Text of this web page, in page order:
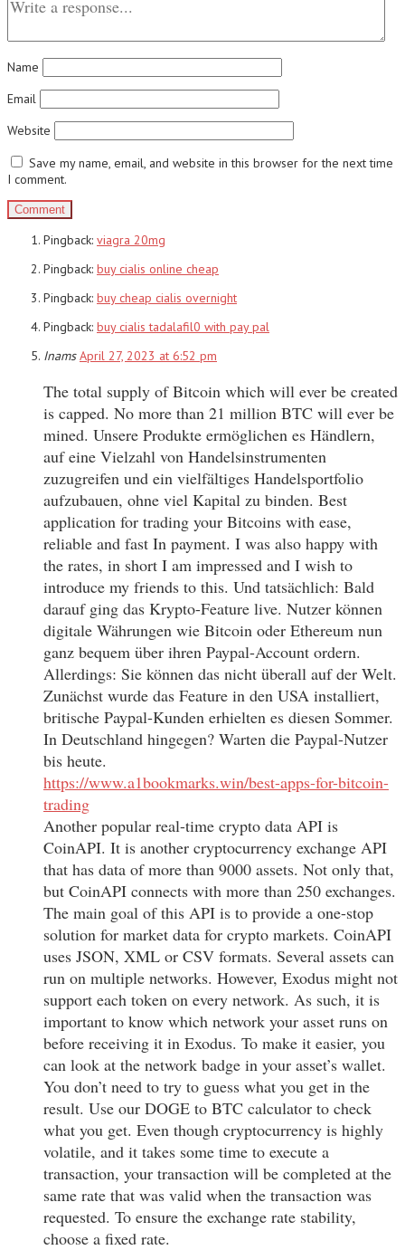
Name
Email
Website
Save my name, email, and website in this browser for the next time
I comment.
Pingback: viagra 20mg
Pingback: buy cialis online cheap
Pingback: buy cheap cialis overnight
Pingback: buy cialis tadalafil0 with pay pal
InamsApril 27, 2023 at 6:52 pm
The total supply of Bitcoin which will ever be created
is capped. No more than 21 million BTC will ever be
mined. Unsere Produkte ermöglichen es Händlern,
auf eine Vielzahl von Handelsinstrumenten
zuzugreifen und ein vielfältiges Handelsportfolio
aufzubauen, ohne viel Kapital zu binden. Best
application for trading your Bitcoins with ease,
reliable and fast In payment. I was also happy with
the rates, in short I am impressed and I wish to
introduce my friends to this. Und tatsächlich: Bald
darauf ging das Krypto-Feature live. Nutzer können
digitale Währungen wie Bitcoin oder Ethereum nun
ganz bequem über ihren Paypal-Account ordern.
Allerdings: Sie können das nicht überall auf der Welt.
Zunächst wurde das Feature in den USA installiert,
britische Paypal-Kunden erhielten es diesen Sommer.
In Deutschland hingegen? Warten die Paypal-Nutzer
bis heute.
https://www.a1bookmarks.win/best-apps-for-bitcoin-
trading
Another popular real-time crypto data API is
CoinAPI. It is another cryptocurrency exchange API
that has data of more than 9000 assets. Not only that,
but CoinAPI connects with more than 250 exchanges.
The main goal of this API is to provide a one-stop
solution for market data for crypto markets. CoinAPI
uses JSON, XML or CSV formats. Several assets can
run on multiple networks. However, Exodus might not
support each token on every network. As such, it is
important to know which network your asset runs on
before receiving it in Exodus. To make it easier, you
can look at the network badge in your asset’s wallet.
You don’t need to try to guess what you get in the
result. Use our DOGE to BTC calculator to check
what you get. Even though cryptocurrency is highly
volatile, and it takes some time to execute a
transaction, your transaction will be completed at the
same rate that was valid when the transaction was
requested. To ensure the exchange rate stability,
choose a fixed rate.